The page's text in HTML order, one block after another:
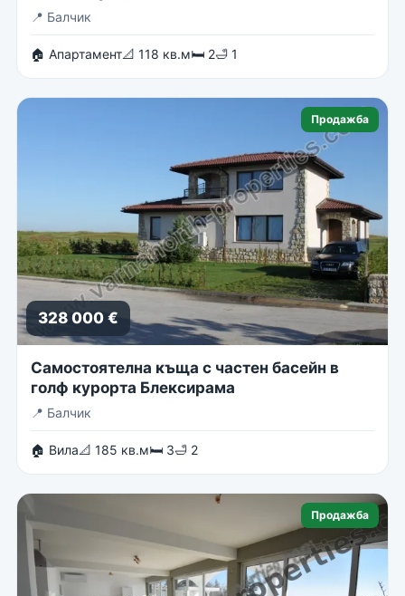
📍 Балчик
🏠 Апартамент📐 118 кв.м🛏 2🛁 1
Продажба
328 000 €
Самостоятелна къща с частен басейн в
голф курорта Блексирама
📍 Балчик
🏠 Вила📐 185 кв.м🛏 3🛁 2
Продажба